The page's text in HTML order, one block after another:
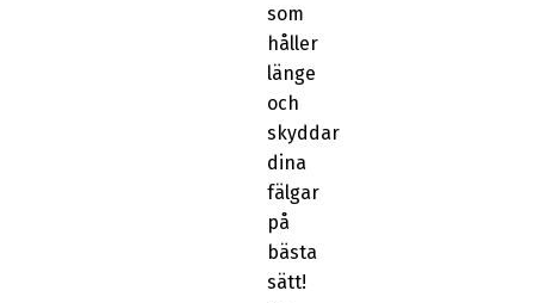
som
håller
länge
och
skyddar
dina
fälgar
på
bästa
sätt!